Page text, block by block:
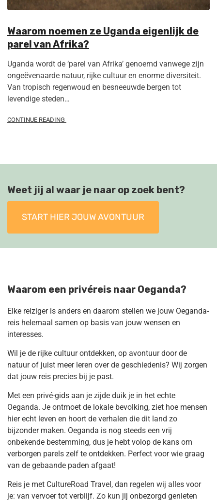
Waarom noemen ze Uganda eigenlijk de
parel van Afrika?
Uganda wordt de ‘parel van Afrika’ genoemd vanwege zijn
ongeëvenaarde natuur, rijke cultuur en enorme diversiteit.
Van tropisch regenwoud en besneeuwde bergen tot
levendige steden…
CONTINUE READING
Weet jij al waar je naar op zoek bent?
START HIER JOUW AVONTUUR
Waarom een privéreis naar Oeganda?
Elke reiziger is anders en daarom stellen we jouw Oeganda-
reis helemaal samen op basis van jouw wensen en
interesses.
Wil je de rijke cultuur ontdekken, op avontuur door de
natuur of juist meer leren over de geschiedenis? Wij zorgen
dat jouw reis precies bij je past.
Met een privé-gids aan je zijde duik je in het echte
Oeganda. Je ontmoet de lokale bevolking, ziet hoe mensen
hier echt leven en hoort de verhalen die dit land zo
bijzonder maken. Oeganda is nog steeds een vrij
onbekende bestemming, dus je hebt volop de kans om
verborgen parels zelf te ontdekken. Perfect voor wie graag
van de gebaande paden afgaat!
Reis je met CultureRoad Travel, dan regelen wij alles voor
je: van vervoer tot verblijf. Zo kun jij onbezorgd genieten